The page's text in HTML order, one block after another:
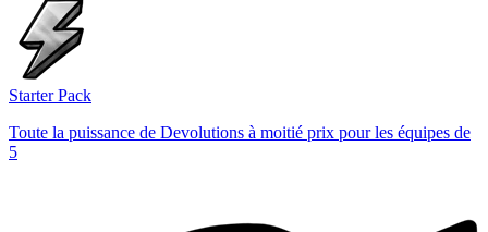
Starter Pack
Toute la puissance de Devolutions à moitié prix pour les équipes de
5